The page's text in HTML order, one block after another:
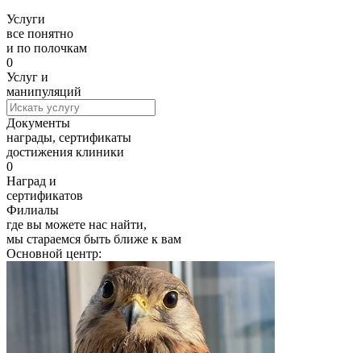
Услуги
все понятно
и по полочкам
0
Услуг и
манипуляций
Документы
награды, сертификаты
достижения клиники
0
Наград и
сертификатов
Филиалы
где вы можете нас найти,
мы стараемся быть ближе к вам
Основной центр: